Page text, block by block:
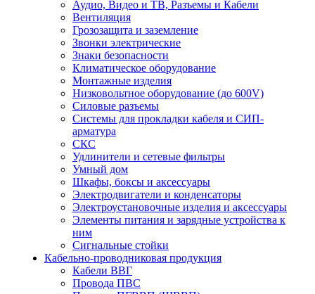
Аудио, Видео и ТВ, Разъемы и Кабели
Вентиляция
Грозозащита и заземление
Звонки электрические
Знаки безопасности
Климатическое оборудование
Монтажные изделия
Низковольтное оборудование (до 600V)
Силовые разъемы
Системы для прокладки кабеля и СИП-
арматура
СКС
Удлинители и сетевые фильтры
Умный дом
Шкафы, боксы и аксессуары
Электродвигатели и конденсаторы
Электроустановочные изделия и аксессуары
Элементы питания и зарядные устройства к
ним
Сигнальные стойки
Кабельно-проводниковая продукция
Кабели ВВГ
Провода ПВС